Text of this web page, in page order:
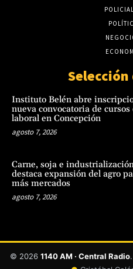
Instituto Belén abre
nueva convocatoria de
laboral en Concepción
agosto 7, 2026
Carne, soja e
destaca expansión del agro
más mercados
agosto 7, 2026
© 2026 1140 AM · Central Radio